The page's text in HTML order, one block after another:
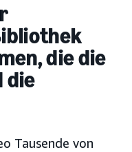
die die
die
Tausende von